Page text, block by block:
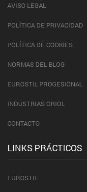
AVISO LEGAL
POLÍTICA DE PRIVACIDAD
POLÍTICA DE COOKIES
NORMAS DEL BLOG
EUROSTIL PROGESIONAL
INDUSTRIAS ORIOL
CONTACTO
LINKS PRÁCTICOS
EUROSTIL